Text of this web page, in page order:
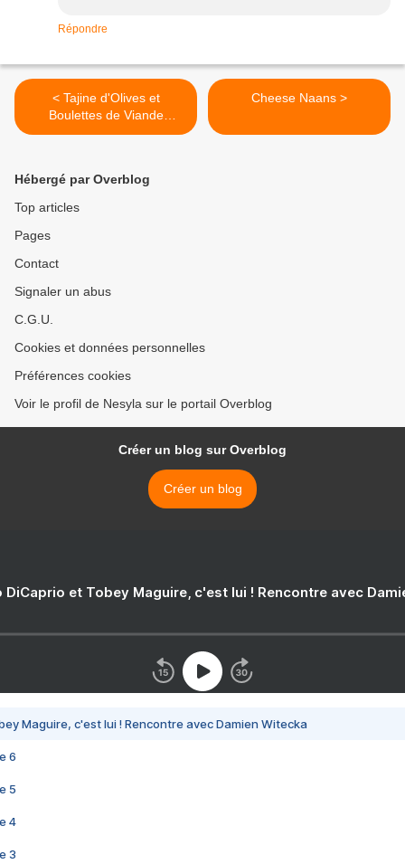
Répondre
< Tajine d'Olives et
Boulettes de Viande
Hachée
Cheese Naans >
Hébergé par Overblog
Top articles
Pages
Contact
Signaler un abus
C.G.U.
Cookies et données personnelles
Préférences cookies
Voir le profil de Nesyla sur le portail Overblog
Créer un blog sur Overblog
Créer un blog
DiCaprio et Tobey Maguire, c'est lui ! Rencontre avec
Maguire, c'est lui ! Rencontre avec Damien Witecka
6
5
4
3